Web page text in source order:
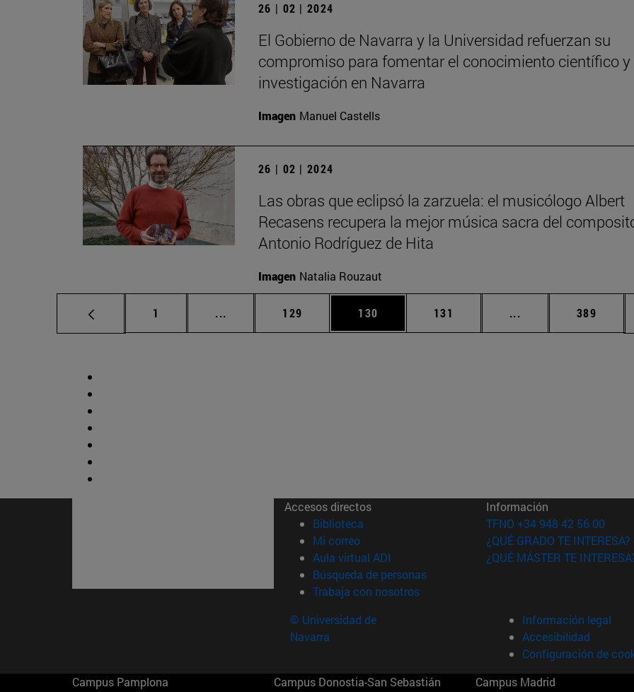
26 | 02 | 2024
El Gobierno de Navarra y la Universidad refuerzan su
compromiso para fomentar el conocimiento científico y
investigación en Navarra
Imagen Manuel Castells
26 | 02 | 2024
Las obras que eclipsó la zarzuela: el musicólogo Albert
Recasens recupera la mejor música sacra del
Antonio Rodríguez de Hita
Imagen Natalia Rouzaut
Página
1 ... Páginas intermedias Use TAB para desplazarse.
Página
129 Página
130 Página
131 ... Páginas intermedias
Página
389
Accesos directos
Biblioteca (abre en nueva ventana)
Mi correo(abre en nueva ventana)
Aula virtual ADI (abre en nueva ventana)
Búsqueda de personas(abre en nueva ventana)
Trabaja con nosotros(abre en nueva ventana)
Información
TFNO +34 948 42 56 00
¿QUÉ GRADO TE INTERESA?
¿QUÉ MÁSTER TE
© Universidad de
Navarra
Información legal
Accesibilidad
Configuración de
Campus Pamplona
Campus Donostia-San Sebastián
Campus Madrid